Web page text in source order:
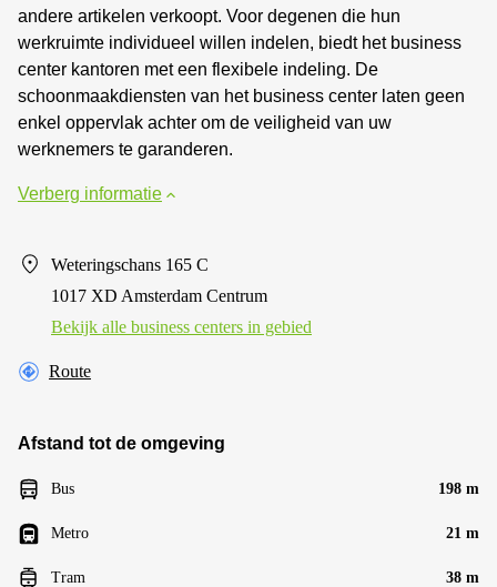
andere artikelen verkoopt. Voor degenen die hun
werkruimte individueel willen indelen, biedt het business
center kantoren met een flexibele indeling. De
schoonmaakdiensten van het business center laten geen
enkel oppervlak achter om de veiligheid van uw
werknemers te garanderen.
Verberg informatie
Weteringschans 165 C
1017 XD Amsterdam Centrum
Bekijk alle business centers in gebied
Route
Afstand tot de omgeving
Bus 198 m
Metro 21 m
Tram 38 m